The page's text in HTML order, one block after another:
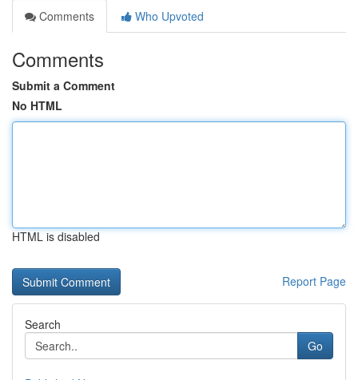
Comments
Who Upvoted
Comments
Submit a Comment
No HTML
HTML is disabled
Report Page
Search
Go